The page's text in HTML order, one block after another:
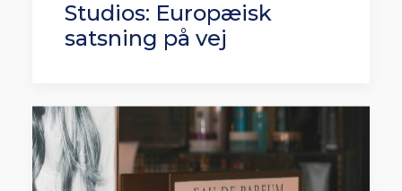
Studios: Europæisk
satsning på vej